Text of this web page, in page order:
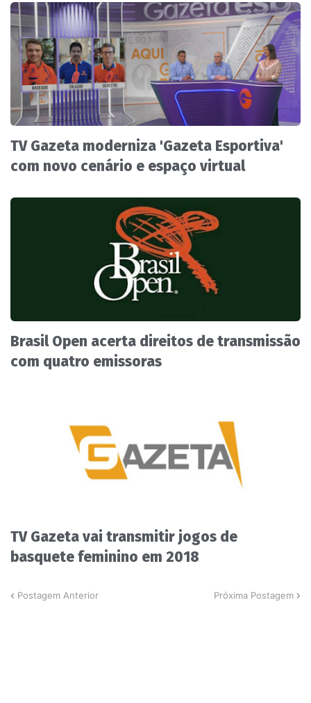
TV Gazeta moderniza 'Gazeta Esportiva'
com novo cenário e espaço virtual
Brasil Open acerta direitos de transmissão
com quatro emissoras
TV Gazeta vai transmitir jogos de
basquete feminino em 2018
Postagem Anterior Próxima Postagem